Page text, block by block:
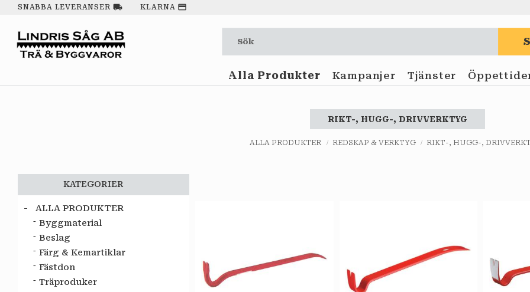
SNABBA LEVERANSER local_shipping KLARNA payment
Alla Produkter Kampanjer Tjänster
RIKT-, HUGG-, DRIVVERKTYG
ALLA PRODUKTER REDSKAP & VERKTYG RIKT-, HUGG-,
KATEGORIER
ALLA PRODUKTER
Byggmaterial
Beslag
Färg & Kemartiklar
Fästdon
Träproduker